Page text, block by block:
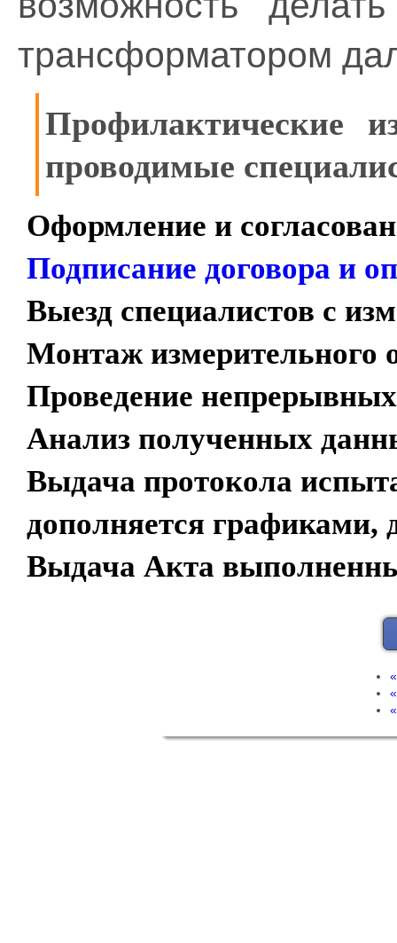
трансформатором
Профилактические
проводимые
Оформление и
Подписание договора и
Выезд специалистов с
Монтаж измерительного
Проведение
Анализ полученных
Выдача протокола
дополняется
Выдача Акта